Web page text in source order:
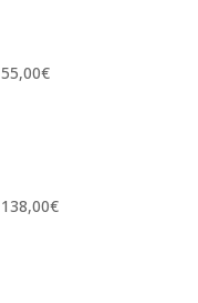
55,00€
138,00€